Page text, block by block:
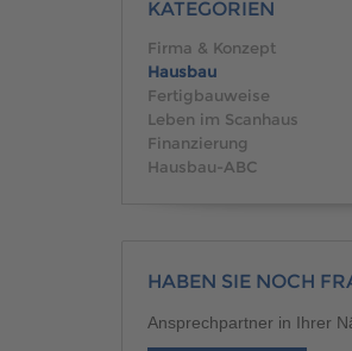
Auszeichnungen
KATEGORIEN
Firma & Konzept
Hausbau
Fertigbauweise
Leben im Scanhaus
Finanzierung
Hausbau-ABC
HABEN SIE NOCH
Ansprechpartner in Ihrer